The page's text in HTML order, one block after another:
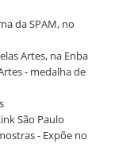
da SPAM, no
Artes, na Enba
- medalha de
São Paulo
- Expõe no